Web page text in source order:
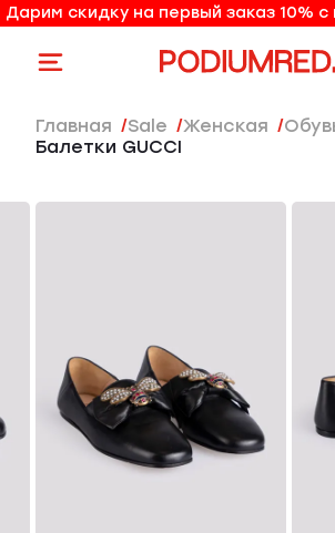
10% на первый заказ по промо-
Дарим скидку на первый заказ 10%
Главная Sale женская
Балетки GUCCI